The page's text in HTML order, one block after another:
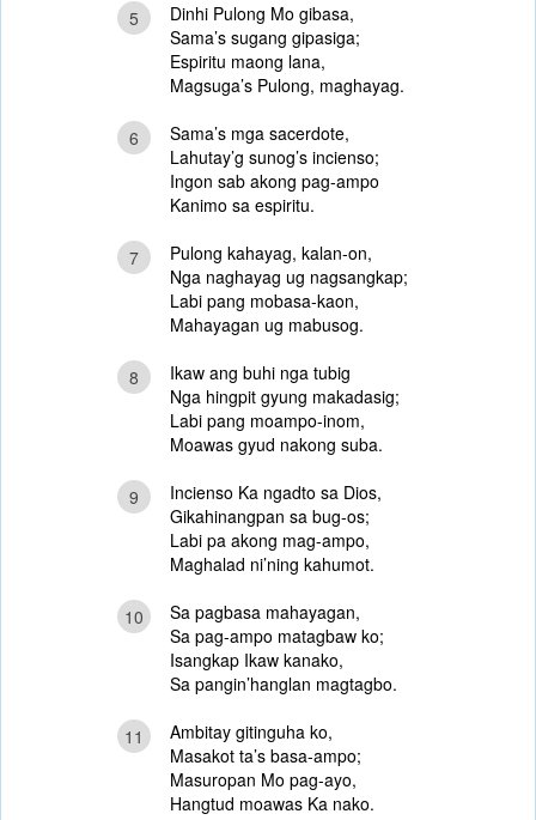
5
Dinhi Pulong Mo gibasa,
Sama’s sugang gipasiga;
Espiritu maong lana,
Magsuga’s Pulong, maghayag.
6
Sama’s mga sacerdote,
Lahutay’g sunog’s incienso;
Ingon sab akong pag-ampo
Kanimo sa espiritu.
7
Pulong kahayag, kalan-on,
Nga naghayag ug nagsangkap;
Labi pang mobasa-kaon,
Mahayagan ug mabusog.
8
Ikaw ang buhi nga tubig
Nga hingpit gyung makadasig;
Labi pang moampo-inom,
Moawas gyud nakong suba.
9
Incienso Ka ngadto sa Dios,
Gikahinangpan sa bug-os;
Labi pa akong mag-ampo,
Maghalad ni’ning kahumot.
10
Sa pagbasa mahayagan,
Sa pag-ampo matagbaw ko;
Isangkap Ikaw kanako,
Sa pangin’hanglan magtagbo.
11
Ambitay gitinguha ko,
Masakot ta’s basa-ampo;
Masuropan Mo pag-ayo,
Hangtud moawas Ka nako.